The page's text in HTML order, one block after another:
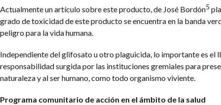
Actualmente un artículo sobre este producto, de José Bordón5
grado de toxicidad de este producto se encuentra en la banda
peligro para la vida humana.
Independiente del glifosato u otro plaguicida, lo importante es el
responsabilidad surgida por las instituciones gremiales para
naturaleza y al ser humano, como todo organismo viviente.
Programa comunitario de acción en el ámbito de la salud